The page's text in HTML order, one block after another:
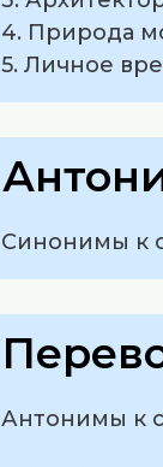
4. Природа
5. Личное
Синонимы к
Антонимы к